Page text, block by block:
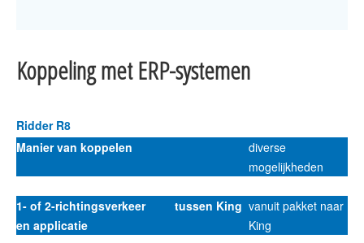
Koppeling met ERP-systemen
Ridder R8
Manier van koppelen
diverse
mogelijkheden
1- of 2-richtingsverkeer tussen King
en applicatie
vanuit pakket naar
King